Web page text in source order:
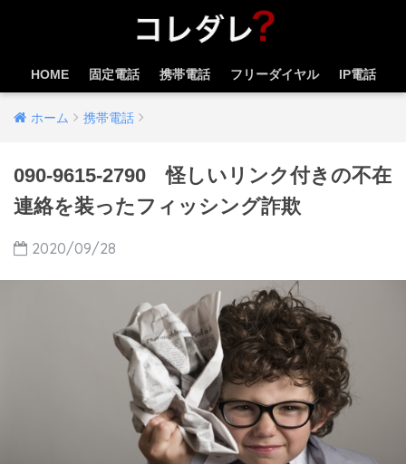
HOME 固定電話 携帯電話 フリーダイヤル IP電話
ホーム 携帯電話
090-9615-2790 怪しいリンク付きの不在
連絡を装ったフィッシング詐欺
2020/09/28